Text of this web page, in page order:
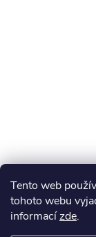
Tento web
tohoto webu
informacízde.